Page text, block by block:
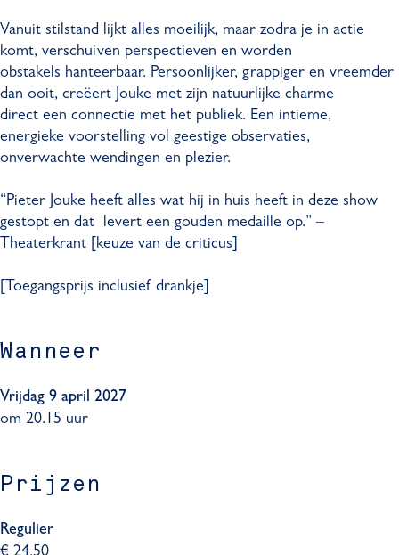
l
s
t
a
n
d
t
i
l
s
t
a
n
s
t
a
n
d
S
t
i
l
s
t
a
d
Vanuit stilstand lijkt alles moeilijk, maar zodra je in actie
komt, verschuiven perspectieven en worden
obstakels hanteerbaar. Persoonlijker, grappiger en vreemder
dan ooit, creëert Jouke met zijn natuurlijke charme
direct een connectie met het publiek. Een intieme,
energieke voorstelling vol geestige observaties,
onverwachte wendingen en plezier.
“Pieter Jouke heeft alles wat hij in huis heeft in deze show
gestopt en dat levert een gouden medaille op.” –
Theaterkrant [keuze van de criticus]
[Toegangsprijs inclusief drankje]
Wanneer
Vrijdag 9 april 2027
om 20.15 uur
Prijzen
Regulier